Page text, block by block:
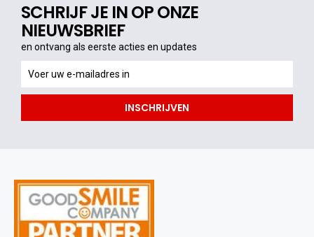
SCHRIJF JE IN OP ONZE
NIEUWSBRIEF
en ontvang als eerste acties en updates
ontvang
als
acties
INSCHRIJVEN